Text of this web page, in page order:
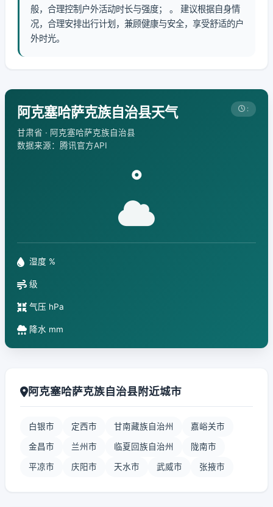
般，合理控制户外活动时长与强度； 。 建议根据自身情
况，合理安排出行计划，兼顾健康与安全，享受舒适的户
外时光。
阿克塞哈萨克族自治县天气
甘肃省 · 阿克塞哈萨克族自治县
数据来源：腾讯官方API
:
°
湿度 %
级
气压 hPa
降水 mm
阿克塞哈萨克族自治县附近城市
白银市 定西市 甘南藏族自治州 嘉峪关市
金昌市 兰州市 临夏回族自治州 陇南市
平凉市 庆阳市 天水市 武威市 张掖市